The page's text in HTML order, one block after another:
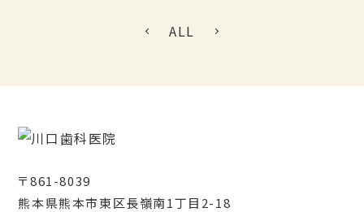
ALL
〒861-8039
熊本県熊本市東区長嶺南1丁目2-18